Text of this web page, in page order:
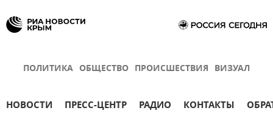
ПОЛИТИКА ОБЩЕСТВО ПРОИСШЕСТВИЯ ВИЗУАЛ
НОВОСТИ ПРЕСС-ЦЕНТР РАДИО КОНТАКТЫ